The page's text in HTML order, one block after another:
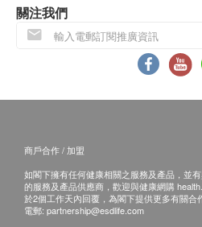
微小脲原體3型
微小脲原體6型
帶狀疱疹病毒IgM測定
人免疫缺陷病毒抗體試驗
報告
電話講解：需至少
（WhatsApp：+86
預約時間主動聯絡客戶
當面講解：需至少
（WhatsApp：+86
如有爭議，健康網購
部保留最後決定權。
關注我們
商戶合作 / 加盟
如閣下擁有任何健康相關之服務及產品，並
的服務及產品供應商，歡迎與健康網購
於2個工作天內回覆，為閣下提供更多有關合
電郵: partnership@esdlife.com